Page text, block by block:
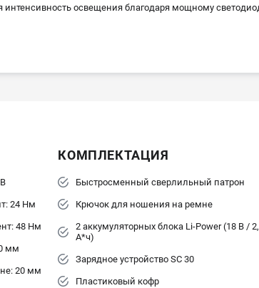
интенсивность освещения благодаря мощному
24 Нм
48 Нм
мм
20 мм
КОМПЛЕКТАЦИЯ
Быстросменный сверлильный патрон
Крючок для ношения на ремне
2 аккумуляторных блока Li-Power (18 В /
А*ч)
Зарядное устройство SC 30
Пластиковый кофр